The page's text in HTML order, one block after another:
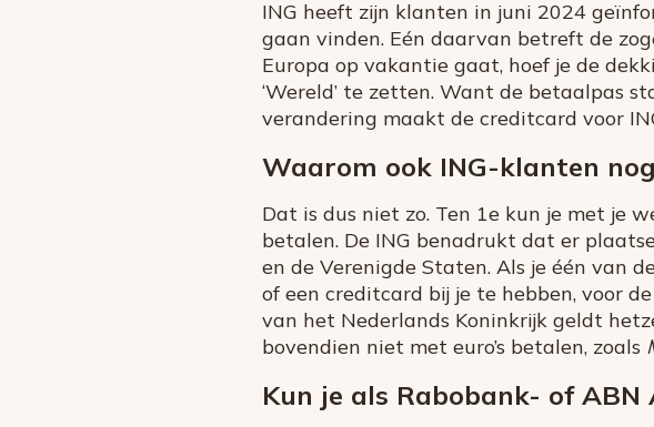
ING heeft zijn klanten in juni 2024
gaan vinden. Eén daarvan betreft de
Europa op vakantie gaat, hoef je de
‘Wereld’ te zetten. Want de betaalpas
verandering maakt de creditcard voor
Waarom ook ING-klanten
Dat is dus niet zo. Ten 1e kun je met je
betalen. De ING benadrukt dat er
en de Verenigde Staten. Als je één van
of een creditcard bij je te hebben, voor
van het Nederlands Koninkrijk geldt
bovendien niet met euro’s betalen, zoals
Kun je als Rabobank- of